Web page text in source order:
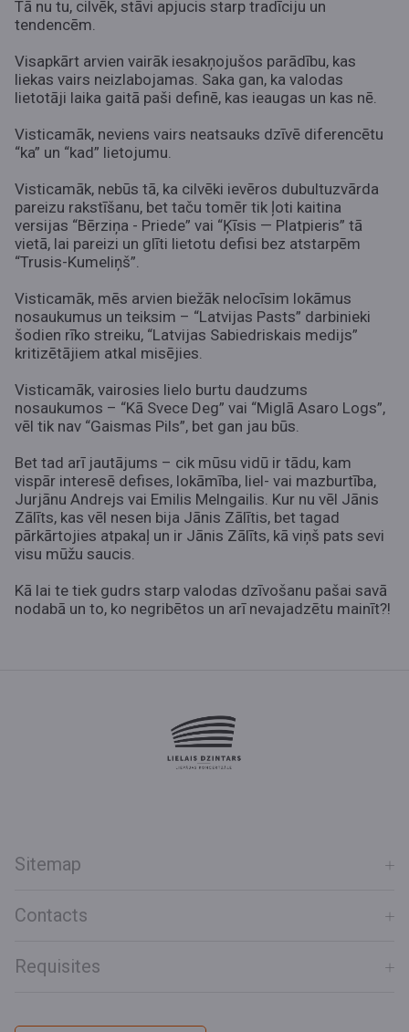
Tā nu tu, cilvēk, stāvi apjucis starp tradīciju un
tendencēm.
Visapkārt arvien vairāk iesakņojušos parādību, kas
liekas vairs neizlabojamas. Saka gan, ka valodas
lietotāji laika gaitā paši definē, kas ieaugas un kas nē.
Visticamāk, neviens vairs neatsauks dzīvē diferencētu
“ka” un “kad” lietojumu.
Visticamāk, nebūs tā, ka cilvēki ievēros dubultuzvārda
pareizu rakstīšanu, bet taču tomēr tik ļoti kaitina
versijas “Bērziņa - Priede” vai “Ķīsis — Platpieris” tā
vietā, lai pareizi un glīti lietotu defisi bez atstarpēm
“Trusis-Kumeliņš”.
Visticamāk, mēs arvien biežāk nelocīsim lokāmus
nosaukumus un teiksim – “Latvijas Pasts” darbinieki
šodien rīko streiku, “Latvijas Sabiedriskais medijs”
kritizētājiem atkal misējies.
Visticamāk, vairosies lielo burtu daudzums
nosaukumos – “Kā Svece Deg” vai “Miglā Asaro Logs”,
vēl tik nav “Gaismas Pils”, bet gan jau būs.
Bet tad arī jautājums – cik mūsu vidū ir tādu, kam
vispār interesē defises, lokāmība, liel- vai mazburtība,
Jurjānu Andrejs vai Emilis Melngailis. Kur nu vēl Jānis
Zālīts, kas vēl nesen bija Jānis Zālītis, bet tagad
pārkārtojies atpakaļ un ir Jānis Zālīts, kā viņš pats sevi
visu mūžu saucis.
Kā lai te tiek gudrs starp valodas dzīvošanu pašai savā
nodabā un to, ko negribētos un arī nevajadzētu mainīt?!
Sitemap
Contacts
Requisites